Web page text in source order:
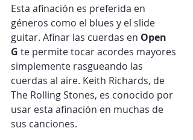
Esta afinación es preferida en
géneros como el blues y el slide
guitar. Afinar las cuerdas en Open
G te permite tocar acordes mayores
simplemente rasgueando las
cuerdas al aire. Keith Richards, de
The Rolling Stones, es conocido por
usar esta afinación en muchas de
sus canciones.